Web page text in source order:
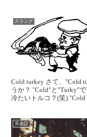
スラング
Cold turkey さて、"Cold
うか？ "Cold"と"Turky"
冷たいトルコ？(笑) "Cold
英会話